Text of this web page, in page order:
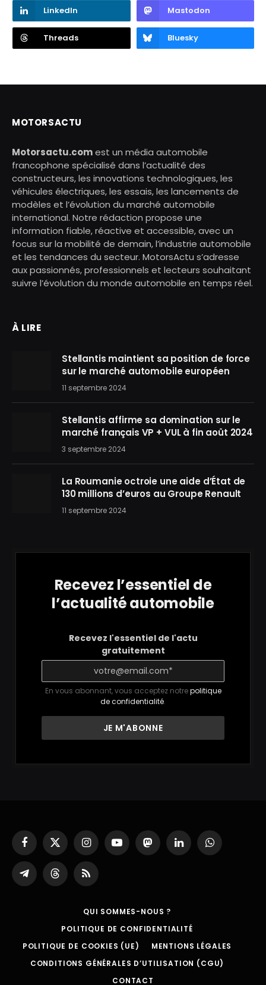
LinkedIn Mastodon
Threads Bluesky
MOTORSACTU
Motorsactu.comest un média automobile
francophone spécialisé dans l’actualité des
constructeurs, les innovations technologiques, les
véhicules électriques, les essais, les lancements de
modèles et l’évolution du marché automobile
international. Notre rédaction propose une
information fiable, réactive et accessible, avec un
focus sur la mobilité de demain, l’industrie automobile
et les tendances du secteur. MotorsActu s’adresse
aux passionnés, professionnels et lecteurs souhaitant
suivre l’évolution du monde automobile en temps réel.
À LIRE
Stellantis maintient sa position de force
sur le marché automobile européen
11 septembre 2024
Stellantis affirme sa domination sur le
marché français VP + VUL à fin août 2024
3 septembre 2024
La Roumanie octroie une aide d’État de
130 millions d’euros au Groupe Renault
11 septembre 2024
Recevez l’essentiel de
l’actualité automobile
Recevez l'essentiel de l'actu
gratuitement
En vous abonnant, vous acceptez notrepolitique
de confidentialité.
Facebook
X
(Twitter)
InstagramYouTubeMastodonLinkedInWhatsApp
Partager
sur
ThreadsRSS
QUI SOMMES-NOUS ?
POLITIQUE DE CONFIDENTIALITÉ
POLITIQUE DE COOKIES (UE)
MENTIONS LÉGALES
CONDITIONS GÉNÉRALES D’UTILISATION (CGU)
CONTACT